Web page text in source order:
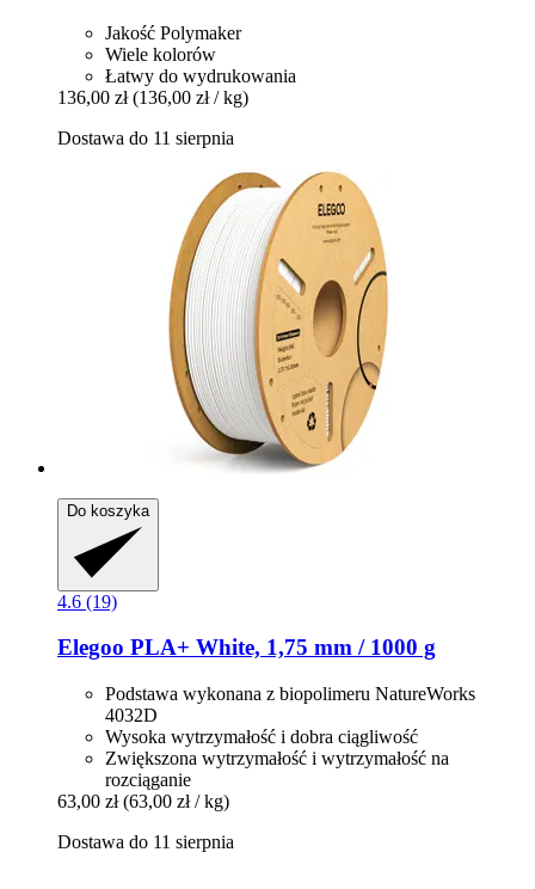
Jakość Polymaker
Wiele kolorów
Łatwy do wydrukowania
136,00 zł (136,00 zł / kg)
Dostawa do 11 sierpnia
Do koszyka
4.6 (19)
Elegoo PLA+ White, 1,75 mm / 1000 g
Podstawa wykonana z biopolimeru NatureWorks
4032D
Wysoka wytrzymałość i dobra ciągliwość
Zwiększona wytrzymałość i wytrzymałość na
rozciąganie
63,00 zł (63,00 zł / kg)
Dostawa do 11 sierpnia